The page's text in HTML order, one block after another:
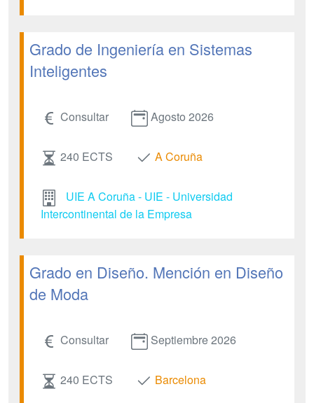
Grado de Ingeniería en Sistemas
Inteligentes
Consultar Agosto 2026
240 ECTS A Coruña
UIE A Coruña - UIE - Universidad
Intercontinental de la Empresa
Grado en Diseño. Mención en Diseño
de Moda
Consultar Septiembre 2026
240 ECTS Barcelona